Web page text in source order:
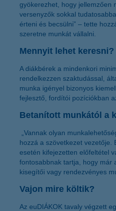
gyökerezhet, hogy jellemzően
versenyzők sokkal
érteni és becsülni” – tette
szeretne munkát vállalni.
Mennyit lehet keresni?
A diákbérek a mindenkori
rendelkezzen szaktudással,
munka igényel bizonyos
fejlesztő, fordítói pozíciókban
Betanított munkától a
„Vannak olyan
hozzá a szövetkezet
esetén kifejezetten előfeltétel
fontosabbnak tartja, hogy már
kisegítői vagy rendezvényes
Vajon mire költik?
Az euDIÁKOK tavaly végzett